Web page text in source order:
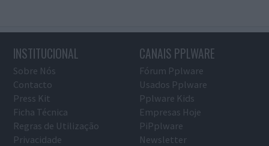
INSTITUCIONAL
Sobre Nós
Contacto
Press Kit
Ficha Técnica
Regras de Utilização
Privacidade
CANAIS PPLWARE
Fórum Pplware
Usados Pplware
Pplware Kids
Empresas Hoje
PiPplware
Newsletter